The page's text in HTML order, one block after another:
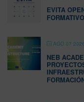
EVITA
AGO 07 2026
NEB